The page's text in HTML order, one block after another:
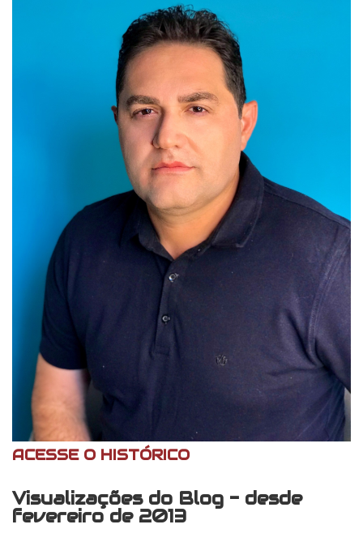
ACESSE O HISTÓRICO
Visualizações do Blog - desde
fevereiro de 2013